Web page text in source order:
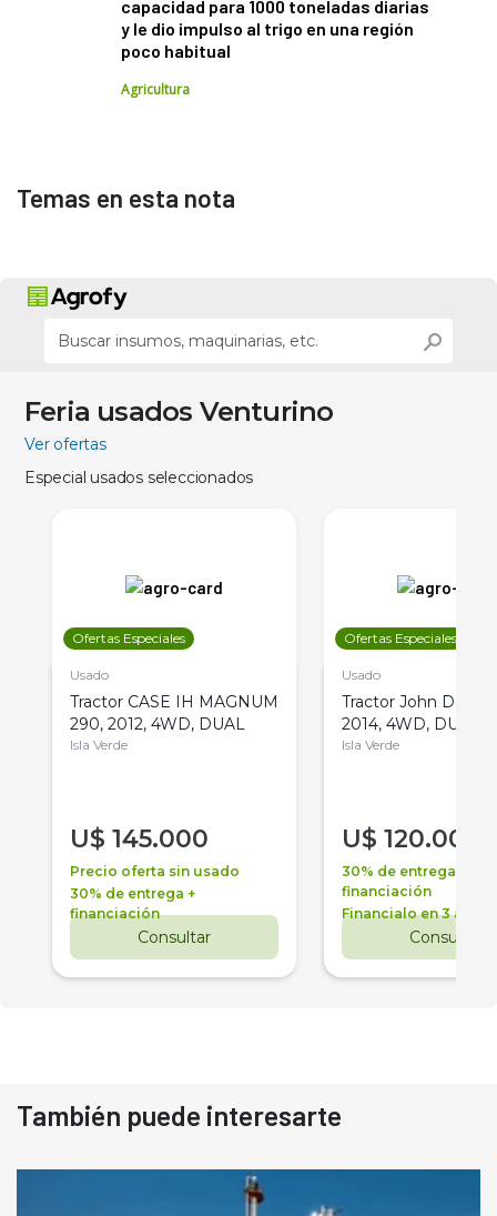
capacidad para 1000 toneladas diarias
y le dio impulso al trigo en una región
poco habitual
Agricultura
Temas en esta nota
Feria usados Venturino
Ver ofertas
Especial usados seleccionados
Ofertas Especiales
Usado
Tractor CASE IH MAGNUM
290, 2012, 4WD, DUAL
Isla Verde
U$ 145.000
Precio oferta sin usado
30% de entrega +
financiación
Consultar
Ofertas Especiales
Usado
Tractor John Deere
2014, 4WD, DUAL
Isla Verde
U$ 120.000
30% de entrega +
financiación
Financialo en 3 años
Consultar
También puede interesarte